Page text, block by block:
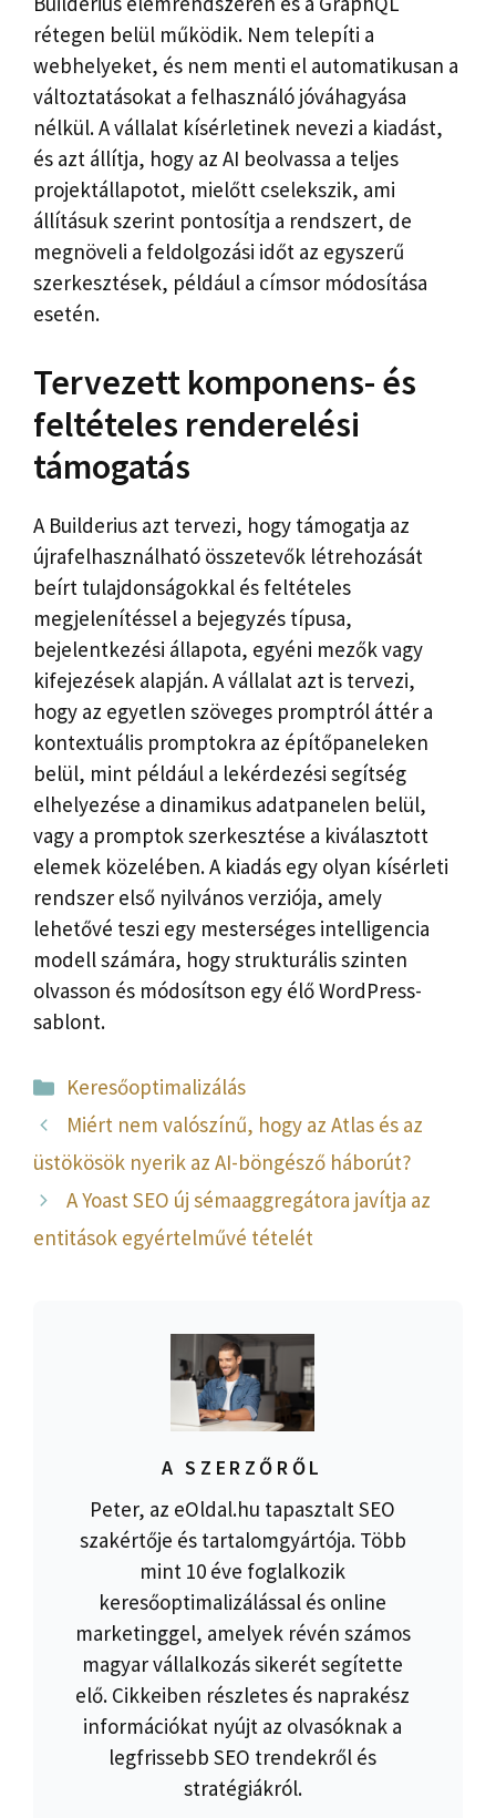
rétegen belül működik. Nem telepíti a
webhelyeket, és nem menti el automatikusan a
változtatásokat a felhasználó jóváhagyása
nélkül. A vállalat kísérletinek nevezi a kiadást,
és azt állítja, hogy az AI beolvassa a teljes
projektállapotot, mielőtt cselekszik, ami
állításuk szerint pontosítja a rendszert, de
megnöveli a feldolgozási időt az egyszerű
szerkesztések, például a címsor módosítása
esetén.
Tervezett komponens- és
feltételes renderelési
támogatás
A Builderius azt tervezi, hogy támogatja az
újrafelhasználható összetevők létrehozását
beírt tulajdonságokkal és feltételes
megjelenítéssel a bejegyzés típusa,
bejelentkezési állapota, egyéni mezők vagy
kifejezések alapján. A vállalat azt is tervezi,
hogy az egyetlen szöveges promptról áttér a
kontextuális promptokra az építőpaneleken
belül, mint például a lekérdezési segítség
elhelyezése a dinamikus adatpanelen belül,
vagy a promptok szerkesztése a kiválasztott
elemek közelében. A kiadás egy olyan kísérleti
rendszer első nyilvános verziója, amely
lehetővé teszi egy mesterséges intelligencia
modell számára, hogy strukturális szinten
olvasson és módosítson egy élő WordPress-
sablont.
Kategória
Keresőoptimalizálás
Miért nem valószínű, hogy az Atlas és az
üstökösök nyerik az AI-böngésző háborút?
A Yoast SEO új sémaaggregátora javítja az
entitások egyértelművé tételét
A SZERZŐRŐL
Peter, az eOldal.hu tapasztalt SEO
szakértője és tartalomgyártója. Több
mint 10 éve foglalkozik
keresőoptimalizálással és online
marketinggel, amelyek révén számos
magyar vállalkozás sikerét segítette
elő. Cikkeiben részletes és naprakész
információkat nyújt az olvasóknak a
legfrissebb SEO trendekről és
stratégiákról.